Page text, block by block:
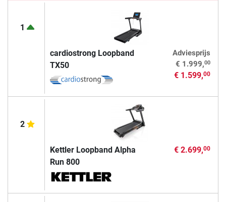
1
cardiostrong Loopband
TX50
Adviesprijs
€ 1.999,00
€ 1.599,00
2
Kettler Loopband Alpha
Run 800
€ 2.699,00